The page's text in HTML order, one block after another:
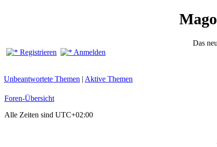
Das
Registrieren
Anmelden
Unbeantwortete Themen | Aktive Themen
Foren-Übersicht
Alle Zeiten sind UTC+02:00